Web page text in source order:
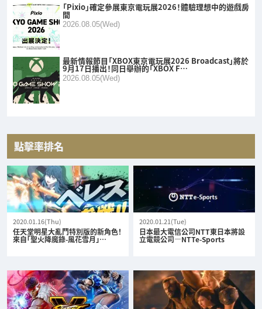
「Pixio」確定參展東京電玩展2026！體驗理想中的遊戲房
間
2026.08.05(Wed)
最新情報節目「XBOX東京電玩展2026 Broadcast」將於
9月17日播出！同日舉辦的「XBOX F…
2026.08.05(Wed)
點擊率排名
2020.01.16(Thu)
任天堂明星大亂鬥特別版的新角色！
來自「聖火降魔錄-風花雪月」…
2020.01.21(Tue)
日本最大電信公司NTT東日本將設
立電競公司—NTTe-Sports